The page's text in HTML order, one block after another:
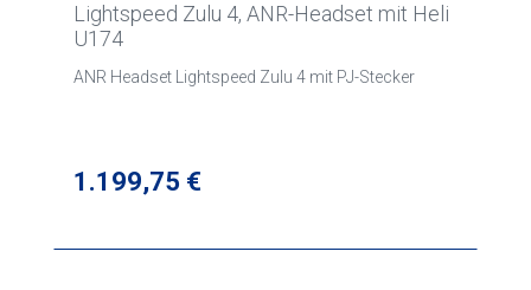
Lightspeed Zulu 4, ANR-Headset mit Heli
U174
ANR Headset Lightspeed Zulu 4 mit PJ-Stecker
Regulärer Preis:
1.199,75 €